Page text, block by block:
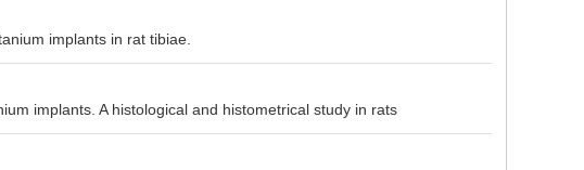
implants in rat tibiae.
implants. A histological and histometrical study in rats